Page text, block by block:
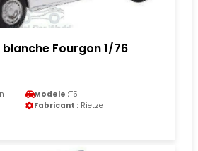
Fourgon 1/76
Modele :T5
Fabricant : Rietze